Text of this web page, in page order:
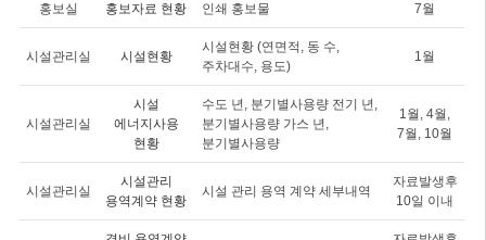
홍보실 홍보자료 현황 인쇄 홍보물 7월
시설관리실 시설현황
시설현황 (연면적, 동 수,
주차대수, 용도)
1월
시설관리실
시설
에너지사용
현황
수도 년, 분기별사용량 전기 년,
분기별사용량 가스 년,
분기별사용량
1월, 4월,
7월, 10월
시설관리실
시설관리
용역계약 현황
시설 관리 용역 계약 세부내역
자료발생후
10일 이내